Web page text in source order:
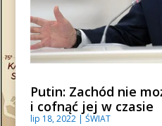
Putin: Zachód nie
i cofnąć jej w czasie
lip 18, 2022| ŚWIAT